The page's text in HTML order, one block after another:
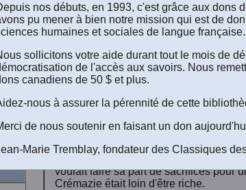
Jacques Crémazie, professeur à
L'université
Québec.
classique
ses
Dès la
Détail que le
appointements
l'Université
voulait faire sa part de sacrifices pour
Crémazie était loin d'être riche.
nos débuts, en 1993, c'est grâce aux dons
pu mener à bien notre mission qui est de
humaines et sociales de langue française.
sollicitons votre aide durant tout le mois de
de l'accès aux savoirs. Nous
canadiens de 50 $ et plus.
nous à assurer la pérennité de cette
de nous soutenir en faisant un don
Marie Tremblay, fondateur des Classiques